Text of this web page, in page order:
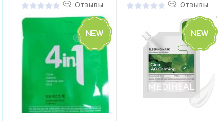
Отзывы Отзывы